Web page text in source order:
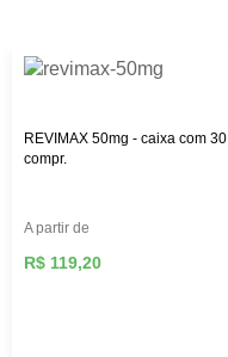
REVIMAX 50mg - caixa com 30
compr.
A partir de
R$ 119,20